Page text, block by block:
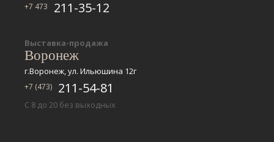
+7 473 211-35-12
Выставка-продажа
Воронеж
г.Воронеж, ул. Ильюшина 12г
+7 (473) 211-54-81
С 8 до 20 без выходных